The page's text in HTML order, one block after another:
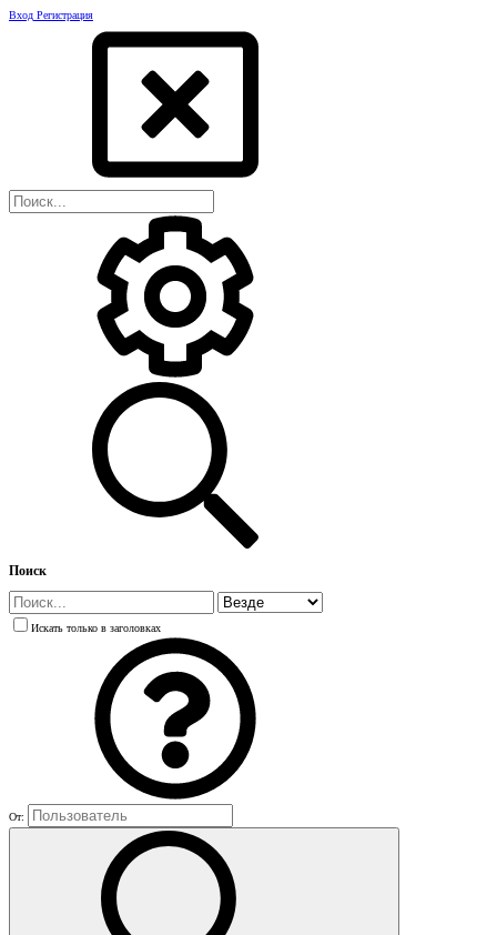
Вход Регистрация
Поиск
Искать только в заголовках
От: